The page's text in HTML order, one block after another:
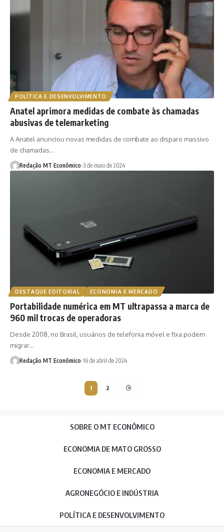
POLÍTICA E DESENVOLVIMENTO
Anatel aprimora medidas de combate às chamadas
abusivas de telemarketing
A Anatel anunciou novas medidas de combate ao disparo massivo
de chamadas…
Redação MT Econômico 3 de maio de 2024
DESTAQUE EDITORIAL ECONOMIA E MERCADO
Portabilidade numérica em MT ultrapassa a marca de
960 mil trocas de operadoras
Desde 2008, no Brasil, usuários de telefonia móvel e fixa podem
migrar…
Redação MT Econômico 16 de abril de 2024
1 2
SOBRE O MT ECONÔMICO
ECONOMIA DE MATO GROSSO
ECONOMIA E MERCADO
AGRONEGÓCIO E INDÚSTRIA
POLÍTICA E DESENVOLVIMENTO